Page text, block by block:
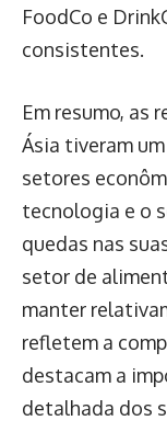
FoodCo e
consistentes.
Em resumo, as
Ásia tiveram
setores
tecnologia e o
quedas nas
setor de
manter
refletem a
destacam a
detalhada dos